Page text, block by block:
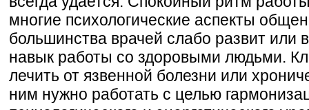
многие психологические аспекты
большинства врачей слабо развит или
навык работы со здоровыми людьми.
лечить от язвенной болезни или
ним нужно работать с целью